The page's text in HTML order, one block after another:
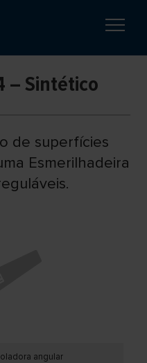
– Sintético
de superfícies
Esmerilhadeira
angular